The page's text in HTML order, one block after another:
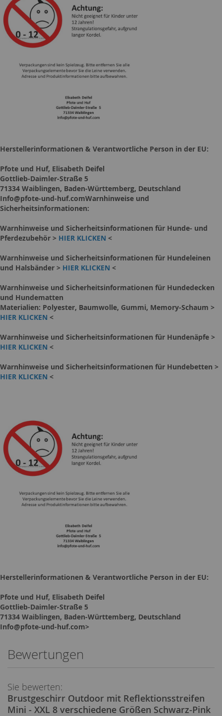
Herstellerinformationen & Verantwortliche Person in der EU:
Pfote und Huf, Elisabeth Deifel
Gottlieb-Daimler-Straße 5
71334 Waiblingen, Baden-Württemberg, Deutschland
Info@pfote-und-huf.comWarnhinweise und
Sicherheitsinformationen:
Warnhinweise und Sicherheitsinformationen für Hunde- und
Pferdezubehör > HIER KLICKEN <
Warnhinweise und Sicherheitsinformationen für Hundeleinen
und Halsbänder > HIER KLICKEN <
Warnhinweise und Sicherheitsinformationen für Hundedecken
und Hundematten
Materialien: Polyester, Baumwolle, Gummi, Memory-Schaum >
HIER KLICKEN <
Warnhinweise und Sicherheitsinformationen für Hundenäpfe >
HIER KLICKEN <
Warnhinweise und Sicherheitsinformationen für Hundebetten >
HIER KLICKEN <
Herstellerinformationen & Verantwortliche Person in der EU:
Pfote und Huf, Elisabeth Deifel
Gottlieb-Daimler-Straße 5
71334 Waiblingen, Baden-Württemberg, Deutschland
Info@pfote-und-huf.com>
Bewertungen
Sie bewerten:
Brustgeschirr Outdoor mit Reflektionsstreifen
Mini - XXL 8 verschiedene Größen Schwarz-Pink